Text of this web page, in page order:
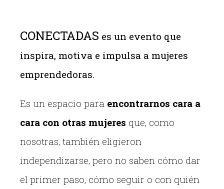
CONECTADAS es un evento que
inspira, motiva e impulsa a mujeres
emprendedoras.
Es un espacio para encontrarnos cara a
cara con otras mujeres que, como
nosotras, también eligieron
independizarse, pero no saben cómo dar
el primer paso, cómo seguir o con quién